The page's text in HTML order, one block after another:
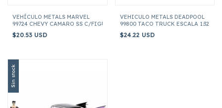
VEHÍCULO METALS MARVEL
99724 CHEVY CAMARO SS C/FIGURA IRON MAN ESCALA 1:24
$20.53 USD
VEHICULO METALS DEADPOOL
99800 TACO TRUCK ESCALA 1:32
$24.22 USD
Sin stock